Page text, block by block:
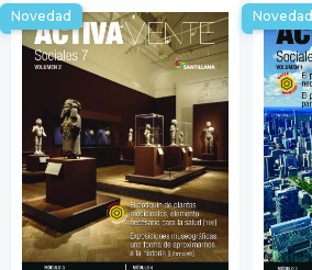
Novedad Novedad